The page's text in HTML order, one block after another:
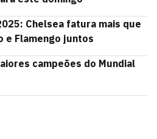
Chelsea fatura mais que
e Flamengo juntos
campeões do Mundial